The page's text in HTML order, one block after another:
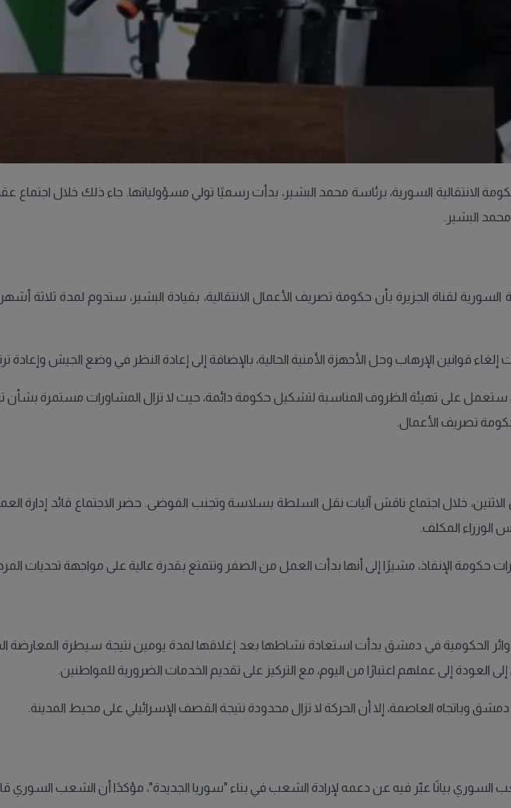
الانتقالية السورية، برئاسة محمد البشير، بدأت رسميًا تولي مسؤولياتها. جاء ذلك خلال اجتماع عقدته
البشير.
لقناة الجزيرة بأن حكومة تصريف الأعمال الانتقالية، بقيادة البشير، ستدوم لمدة ثلاثة
قوانين الإرهاب وحل الأجهزة الأمنية الحالية، بالإضافة إلى إعادة النظر في وضع الجيش وإعادة
على تهيئة الظروف المناسبة لتشكيل حكومة دائمة، حيث لا تزال المشاورات مستمرة بشأن
تصريف الأعمال.
خلال اجتماع ناقش آليات نقل السلطة بسلاسة وتجنب الفوضى. حضر الاجتماع قائد إدارة
الوزراء المكلف.
حكومة الإنقاذ، مشيرًا إلى أنها بدأت العمل من الصفر وتتمتع بقدرة عالية على مواجهة تحديات
الحكومية في دمشق بدأت استعادة نشاطها بعد إغلاقها لمدة يومين نتيجة سيطرة المعارضة
العودة إلى عملهم اعتبارًا من اليوم، مع التركيز على تقديم الخدمات الضرورية للمواطنين.
وباتجاه العاصمة، إلا أن الحركة لا تزال محدودة نتيجة القصف الإسرائيلي على محيط المدينة.
بيانًا عبّر فيه عن دعمه لإرادة الشعب في بناء "سوريا الجديدة"، مؤكدًا أن الشعب السوري